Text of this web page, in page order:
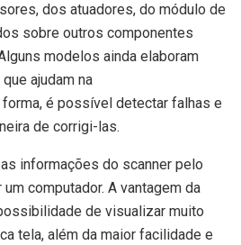
dos atuadores, do módulo de
sobre outros componentes
modelos ainda elaboram
ajudam na
é possível detectar falhas e
de corrigi-las.
informações do scanner pelo
computador. A vantagem da
de visualizar muito
tela, além da maior facilidade e